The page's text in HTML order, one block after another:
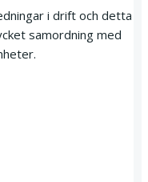
i drift och detta
samordning med